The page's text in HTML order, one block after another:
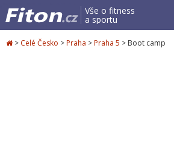
Vše o fitness
a sportu
> Celé Česko >Praha >Praha 5 > Boot camp